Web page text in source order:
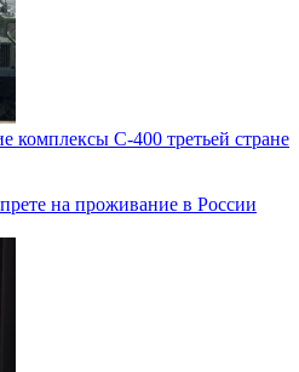
комплексы С-400 третьей стране
на проживание в России